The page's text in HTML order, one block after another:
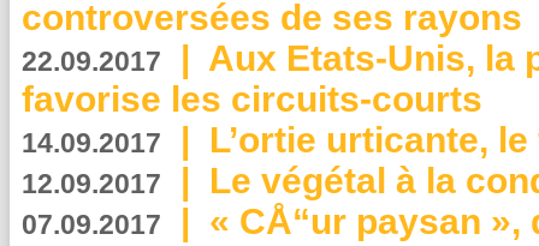
controversées de ses rayons
22.09.2017 | Aux Etats-Unis, la
favorise les circuits-courts
14.09.2017 | L’ortie urticante,
12.09.2017 | Le végétal à la
07.09.2017 | « CÅ“ur paysan